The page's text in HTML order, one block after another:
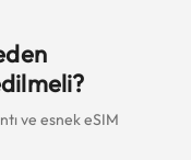
ve esnek eSIM